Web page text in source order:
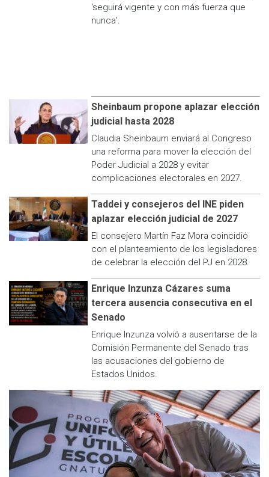
'seguirá vigente y con más fuerza que
nunca'.
Sheinbaum propone aplazar elección
judicial hasta 2028
Claudia Sheinbaum enviará al Congreso
una reforma para mover la elección del
Poder Judicial a 2028 y evitar
complicaciones electorales en 2027.
Taddei y consejeros del INE piden
aplazar elección judicial de 2027
El consejero Martín Faz Mora coincidió
con el planteamiento de los legisladores
de celebrar la elección del PJ en 2028.
Enrique Inzunza Cázares suma
tercera ausencia consecutiva en el
Senado
Enrique Inzunza volvió a ausentarse de la
Comisión Permanente del Senado tras
las acusaciones del gobierno de
Estados Unidos.